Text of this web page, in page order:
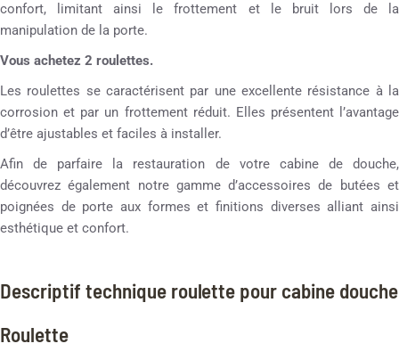
confort, limitant ainsi le frottement et le bruit lors de la
manipulation de la porte.
Vous achetez 2 roulettes.
Les roulettes se caractérisent par une excellente résistance à la
corrosion et par un frottement réduit. Elles présentent l’avantage
d’être ajustables et faciles à installer.
Afin de parfaire la restauration de votre cabine de douche,
découvrez également notre gamme d’accessoires de butées et
poignées de porte aux formes et finitions diverses alliant ainsi
esthétique et confort.
Descriptif technique roulette pour cabine douche
Roulette